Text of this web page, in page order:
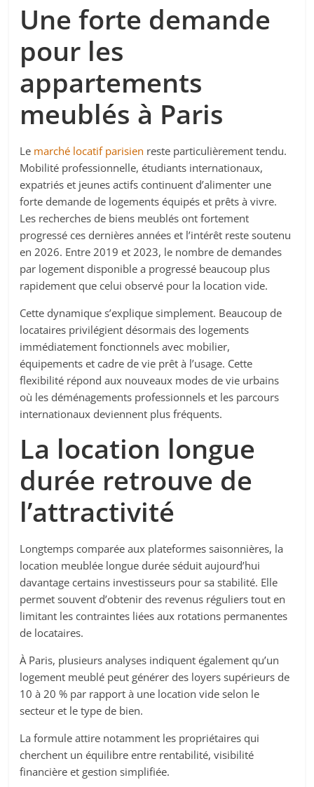
Une forte demande
pour les
appartements
meublés à Paris
Le marché locatif parisien reste particulièrement tendu.
Mobilité professionnelle, étudiants internationaux,
expatriés et jeunes actifs continuent d’alimenter une
forte demande de logements équipés et prêts à vivre.
Les recherches de biens meublés ont fortement
progressé ces dernières années et l’intérêt reste soutenu
en 2026. Entre 2019 et 2023, le nombre de demandes
par logement disponible a progressé beaucoup plus
rapidement que celui observé pour la location vide.
Cette dynamique s’explique simplement. Beaucoup de
locataires privilégient désormais des logements
immédiatement fonctionnels avec mobilier,
équipements et cadre de vie prêt à l’usage. Cette
flexibilité répond aux nouveaux modes de vie urbains
où les déménagements professionnels et les parcours
internationaux deviennent plus fréquents.
La location longue
durée retrouve de
l’attractivité
Longtemps comparée aux plateformes saisonnières, la
location meublée longue durée séduit aujourd’hui
davantage certains investisseurs pour sa stabilité. Elle
permet souvent d’obtenir des revenus réguliers tout en
limitant les contraintes liées aux rotations permanentes
de locataires.
À Paris, plusieurs analyses indiquent également qu’un
logement meublé peut générer des loyers supérieurs de
10 à 20 % par rapport à une location vide selon le
secteur et le type de bien.
La formule attire notamment les propriétaires qui
cherchent un équilibre entre rentabilité, visibilité
financière et gestion simplifiée.